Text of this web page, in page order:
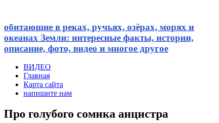
обитающие в реках, ручьях, озёрах, морях и
океанах Земли: интересные факты, истории,
описание, фото, видео и многое другое
ВИДЕО
Главная
Карта сайта
напишите нам
Про голубого сомика анцистра